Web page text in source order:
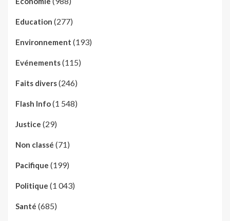
Education (277)
Environnement (193)
Evénements(115)
Faits divers(246)
Flash Info(1 548)
Justice (29)
Non classé (71)
Pacifique (199)
Politique (1 043)
Santé (685)